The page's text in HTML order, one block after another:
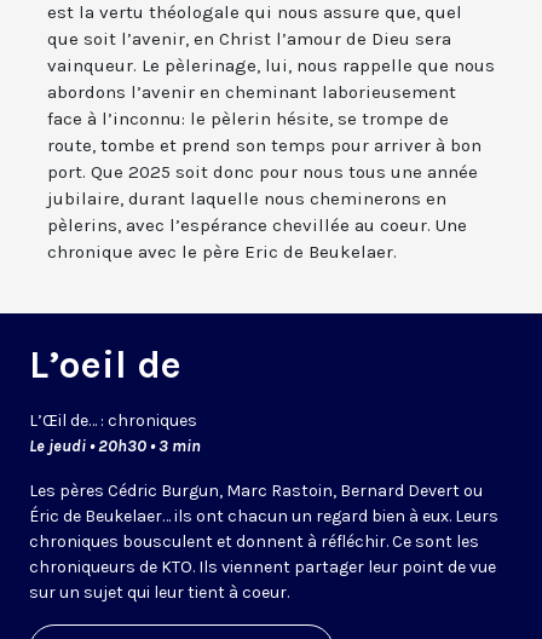
est la vertu théologale qui nous assure que, quel
que soit l’avenir, en Christ l’amour de Dieu sera
vainqueur. Le pèlerinage, lui, nous rappelle que nous
abordons l’avenir en cheminant laborieusement
face à l’inconnu: le pèlerin hésite, se trompe de
route, tombe et prend son temps pour arriver à bon
port. Que 2025 soit donc pour nous tous une année
jubilaire, durant laquelle nous cheminerons en
pèlerins, avec l’espérance chevillée au coeur. Une
chronique avec le père Eric de Beukelaer.
L’oeil de
L’Œil de… : chroniques
Le jeudi • 20h30 • 3 min
Les pères Cédric Burgun, Marc Rastoin, Bernard Devert ou
Éric de Beukelaer… ils ont chacun un regard bien à eux. Leurs
chroniques bousculent et donnent à réfléchir. Ce sont les
chroniqueurs de KTO. Ils viennent partager leur point de vue
sur un sujet qui leur tient à coeur.